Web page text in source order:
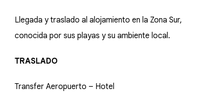
Llegada y traslado al alojamiento en la Zona Sur,
conocida por sus playas y su ambiente local.
TRASLADO
Transfer Aeropuerto – Hotel